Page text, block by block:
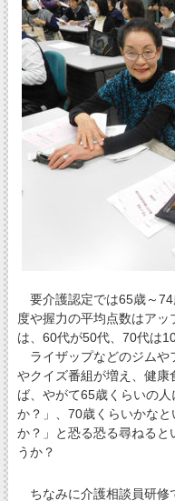
要介護認定では65歳～74
度や握力の平均点数はア
は、60代が50代、70代は
ライザップなどのジムや
やクイズ番組が増え、健
ば、やがて65歳くらいの
か？」、70歳くらいかな
か？」と恐る恐る尋ねると
うか？
ちなみに介護相談員研修